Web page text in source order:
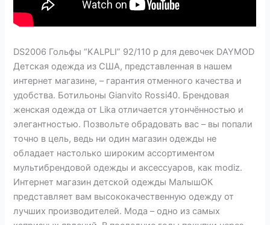
DS2006 Гольфы “KALPLI” 92/110 р для девочек DAYMOD
Детская одежда из США, представленная в нашем
интернет магазине, – гарантия отменного качества и
удобства. Ботильоны Gianvito Rossi40. Брендовая
женская одежда от Lika отличается утончённостью и
элегантностью. Позвольте обрадовать вас – вы попали
точно в цель, ведь ни один магазин одежды не
обладает настолько широким ассортиментом
мультибрендовой одежды и аксессуаров, как modiz.
Интернет магазин детской одежды МалышОК
представляет вам высококачественную одежду от
лучших производителей. Мода – одно из самых